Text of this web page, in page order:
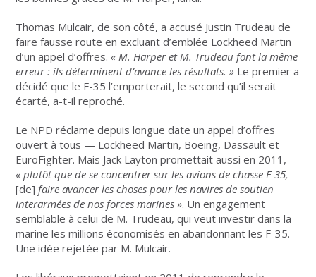
Thomas Mulcair, de son côté, a accusé Justin Trudeau de
faire fausse route en excluant d’emblée Lockheed Martin
d’un appel d’offres. « M. Harper et M. Trudeau font la même
erreur : ils déterminent d’avance les résultats. » Le premier a
décidé que le F-35 l’emporterait, le second qu’il serait
écarté, a-t-il reproché.
Le NPD réclame depuis longue date un appel d’offres
ouvert à tous — Lockheed Martin, Boeing, Dassault et
EuroFighter. Mais Jack Layton promettait aussi en 2011,
« plutôt que de se concentrer sur les avions de chasse F-35,
[de] faire avancer les choses pour les navires de soutien
interarmées de nos forces marines ». Un engagement
semblable à celui de M. Trudeau, qui veut investir dans la
marine les millions économisés en abandonnant les F-35.
Une idée rejetée par M. Mulcair.